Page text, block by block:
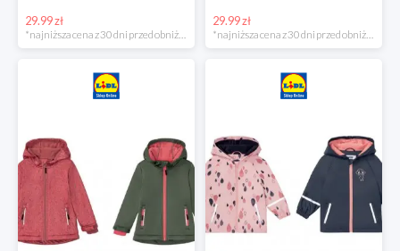
29.99 zł 29.99 zł